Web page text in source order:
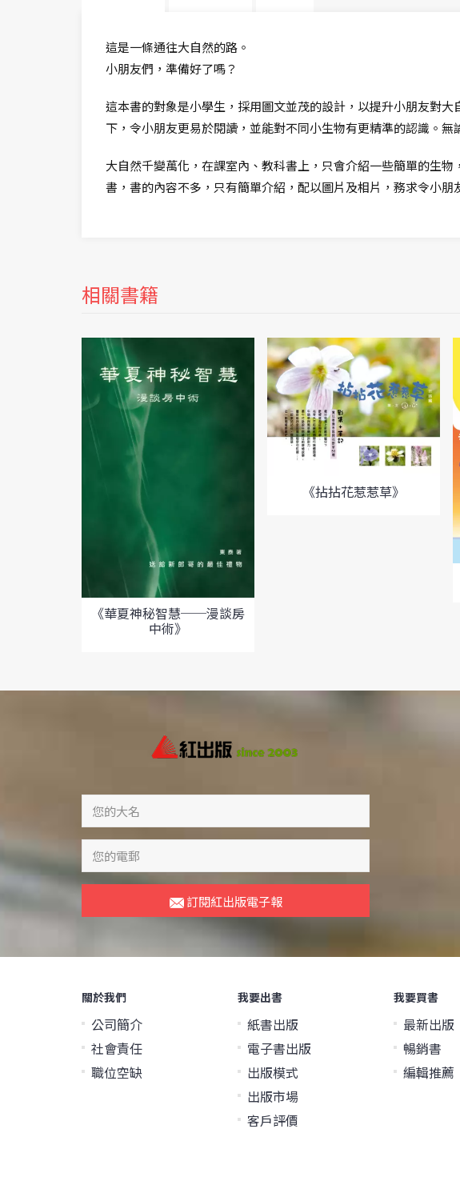
這是一條通往大自然的路。
小朋友們，準備好了嗎？
這本書的對象是小學生，採用圖文並茂的設計，以提升小朋友對
下，令小朋友更易於閱讀，並能對不同小生物有更精準的認識。
大自然千變萬化，在課室內、教科書上，只會介紹一些簡單的生
書，書的內容不多，只有簡單介紹，配以圖片及相片，務求令小
相關書籍
《華夏神秘智慧──漫談房
中術》
《拈拈花惹惹草》
訂閱紅出版電子報
關於我們
公司簡介
社會責任
職位空缺
我要出書
紙書出版
電子書出版
出版模式
出版市場
客戶評價
我要買書
最新出版
暢銷書
編輯推薦